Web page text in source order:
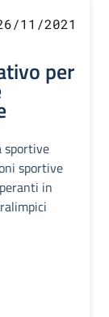
11/2021
per
sportive
sportive
in